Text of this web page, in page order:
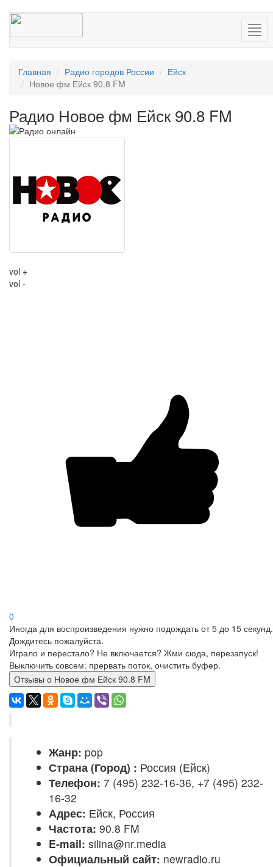
Главная Радио городов России
Ейск
Новое фм Ейск 90.8 FM
Радио Новое фм Ейск 90.8 FM
vol +
vol -
0
Иногда для воспроизведения нужно подождать от 5 до 15 секунд.
Дождитесь пожалуйста.
Играло и перестало? Не включается? Жми сюда, перезапуск!
Выключить совсем: прервать поток, очистить буфер.
Отзывы о Новое фм Ейск 90.8 FM
Жанр: pop
Страна (Город) : Россия (Ейск)
Телефон: 7 (495) 232-16-36, +7 (495) 232-
16-32
Адрес: Ейск, Россия
Частота: 90.8 FM
E-mail: silina@nr.media
Официальный сайт: newradio.ru